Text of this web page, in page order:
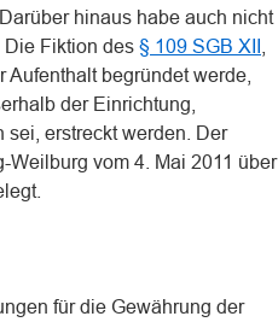
hinaus habe auch nicht
Die Fiktion des § 109 SGB XII
begründet werde,
der Einrichtung,
sei, erstreckt werden. Der
Weilburg vom 4. Mai 2011 über
für die Gewährung der